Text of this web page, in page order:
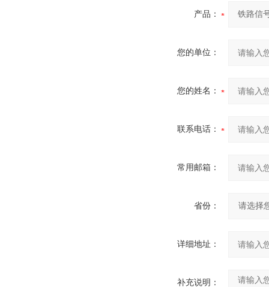
产品：
您的单位：
您的姓名：
联系电话：
常用邮箱：
省份：
详细地址：
补充说明：